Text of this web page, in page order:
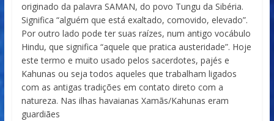
originado da palavra SAMAN, do povo Tungu da Sibéria.
Significa “alguém que está exaltado, comovido, elevado”.
Por outro lado pode ter suas raízes, num antigo vocábulo
Hindu, que significa “aquele que pratica austeridade”. Hoje
este termo e muito usado pelos sacerdotes, pajés e
Kahunas ou seja todos aqueles que trabalham ligados
com as antigas tradições em contato direto com a
natureza. Nas ilhas havaianas Xamãs/Kahunas eram
guardiães